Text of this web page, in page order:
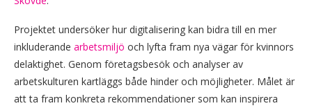
Projektet undersöker hur digitalisering kan bidra till en mer
inkluderande arbetsmiljö och lyfta fram nya vägar för kvinnors
delaktighet. Genom företagsbesök och analyser av
arbetskulturen kartläggs både hinder och möjligheter. Målet är
att ta fram konkreta rekommendationer som kan inspirera